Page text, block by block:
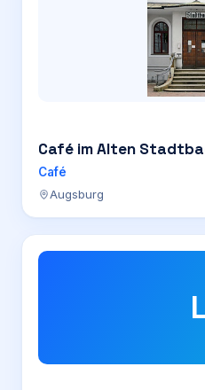
Café im Alten
Café
Augsburg